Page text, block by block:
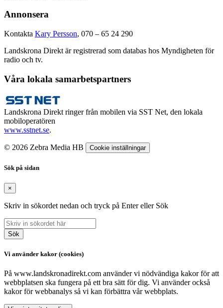
Annonsera
Kontakta Kary Persson, 070 – 65 24 290
Landskrona Direkt är registrerad som databas hos Myndigheten för
radio och tv.
Våra lokala samarbetspartners
Landskrona Direkt ringer från mobilen via SST Net, den lokala
mobiloperatören
www.sstnet.se.
© 2026 Zebra Media HB Cookie inställningar
Sök på sidan
×
Skriv in sökordet nedan och tryck på Enter eller Sök
Sök
Vi använder kakor (cookies)
På www.landskronadirekt.com använder vi nödvändiga kakor för att
webbplatsen ska fungera på ett bra sätt för dig. Vi använder också
kakor för webbanalys så vi kan förbättra vår webbplats.